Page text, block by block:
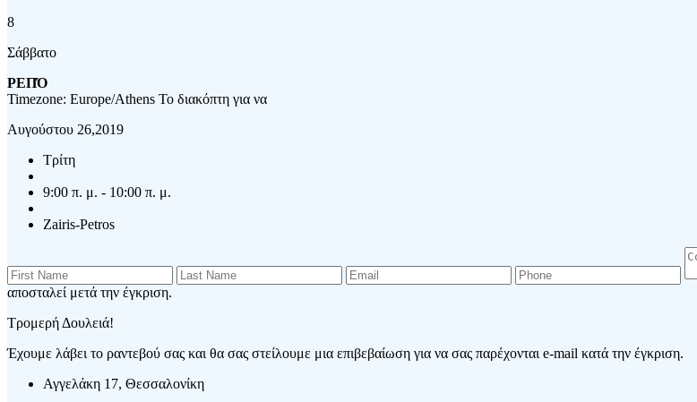
8
Σάββατο
ΡΕΠΌ
Timezone: Europe/Athens Το διακόπτη για να
Αυγούστου 26,2019
Τρίτη
9:00 π. μ. - 10:00 π. μ.
Zairis-Petros
αποσταλεί μετά την έγκριση.
Τρομερή Δουλειά!
Έχουμε λάβει το ραντεβού σας και θα σας στείλουμε μια επιβεβαίωση για να σας παρέχονται e-mail κατά την έγκριση.
Αγγελάκη 17, Θεσσαλονίκη